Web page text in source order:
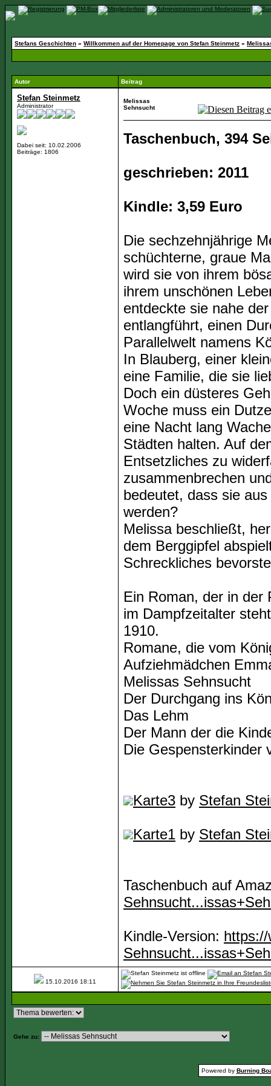
Stefans Geschichten » Willkommen auf der Homepage von Stefan Steinmetz »
Autor Beitrag
Stefan Steinmetz
Administrator
Dabei seit: 10.02.2006
Beiträge: 1806
Melissas
Sehnsucht
Taschenbuch, 394
geschrieben: 2011
Kindle: 3,59 Euro
Die sechzehnjährige
schüchterne, graue
wird sie von ihrem
ihrem unschönen
entdeckte sie nahe
entlangführt, einen
Parallelwelt namens
In Blauberg, einer
eine Familie, die sie
Doch ein düsteres
Woche muss ein
eine Nacht lang
Städten halten. Auf
Entsetzliches zu
zusammenbrechen
bedeutet, dass sie
werden?
Melissa beschließt,
dem Berggipfel
Schreckliches
Ein Roman, der in der
im Dampfzeitalter
1910.
Romane, die vom
Aufziehmädchen
Melissas Sehnsucht
Der Durchgang ins
Das Lehm
Der Mann der die
Die Gespensterkinder
Karte3 by Stefan
Karte1 by Stefan
Taschenbuch auf
Kindle-Version:
15.10.2016 18:11
Gehe zu:
Powered by Burning